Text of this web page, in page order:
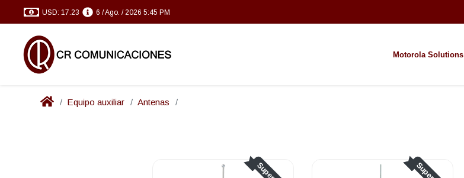
USD: 17.23 6 / Ago. / 2026 5:45 PM
Motorola Solutions
Equipo auxiliar Antenas